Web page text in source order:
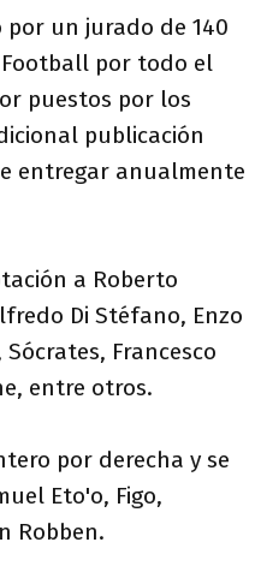
un jurado de 140
por todo el
puestos por los
publicación
entregar anualmente
a Roberto
Di Stéfano, Enzo
Francesco
entre otros.
por derecha y se
Eto'o, Figo,
Robben.